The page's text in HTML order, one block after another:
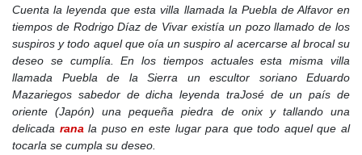
de Puebla, reduciéndola de 64 vecinos en 1554 a solo 19 en
1670. La pobreza y las malas cosechas llevaron a medidas
desesperadas, como la ocupación ilegal de tierras comunales en
Robledillo para el cultivo de pan. A pesar de la crisis, el pueblo
mantenía cierta actividad económica con la producción de lino y
la fabricación de carbón de brezo.
A finales del siglo XVIII
, la situación comenzó a mejorar. En 1751,
el
Catastro de Ensenada
Cuenta la leyenda que esta villa llamada la Puebla de Alfavoren
tiempos de Rodrigo Díaz de Vivar existía un pozo llamado de los
suspiros y todo aquel que oía un suspiro al acercarse al brocal su
deseo se cumplía. En los tiempos actuales esta misma villa
llamada Puebla de la Sierra un escultor soriano Eduardo
Mazariegos sabedor de dicha leyenda traJosé de un país de
oriente (Japón) una pequeña piedra de onix y tallando una
delicada ranala puso en este lugar para que todo aquel que al
tocarla se cumpla su deseo.